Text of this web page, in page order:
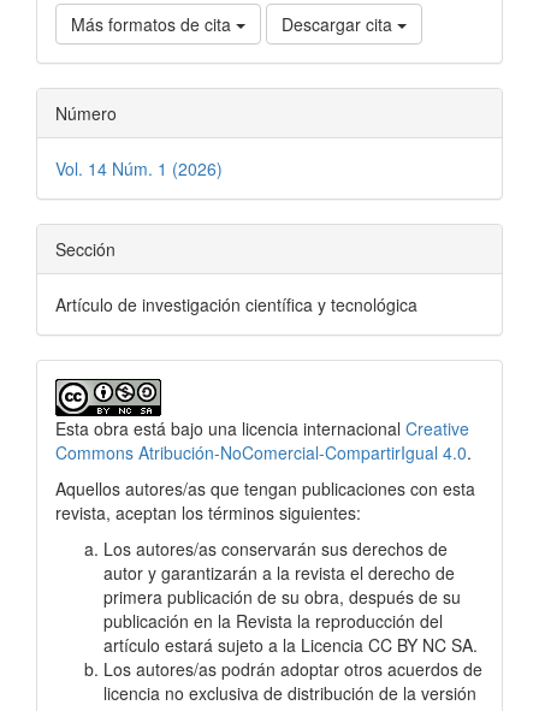
Más formatos de cita Descargar cita
Número
Vol. 14 Núm. 1 (2026)
Sección
Artículo de investigación científica y tecnológica
Esta obra está bajo una licencia internacional Creative
Commons Atribución-NoComercial-CompartirIgual 4.0.
Aquellos autores/as que tengan publicaciones con esta
revista, aceptan los términos siguientes:
Los autores/as conservarán sus derechos de
autor y garantizarán a la revista el derecho de
primera publicación de su obra, después de su
publicación en la Revista la reproducción del
artículo estará sujeto a la Licencia CC BY NC SA.
Los autores/as podrán adoptar otros acuerdos de
licencia no exclusiva de distribución de la versión